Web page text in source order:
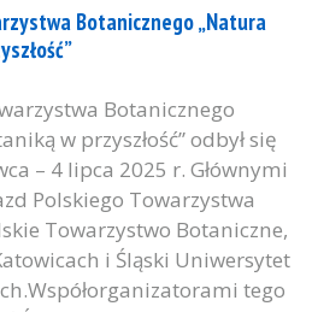
Botanicznego „Natura
Botanicznego
w przyszłość” odbył się
– 4 lipca 2025 r. Głównymi
Polskiego Towarzystwa
Towarzystwo Botaniczne,
i Śląski Uniwersytet
tego